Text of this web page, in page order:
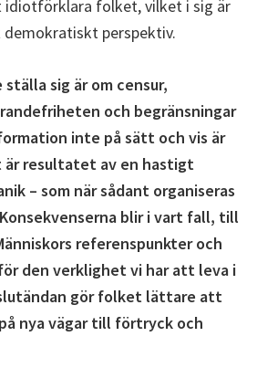
idiotförklara folket, vilket i sig är
perspektiv.
ställa sig är om censur,
och begränsningar
inte på sätt och vis är
är resultatet av en hastigt
– som när sådant organiseras
blir i vart fall, till
referenspunkter och
den verklighet vi har att leva i
gör folket lättare att
nya vägar till förtryck och